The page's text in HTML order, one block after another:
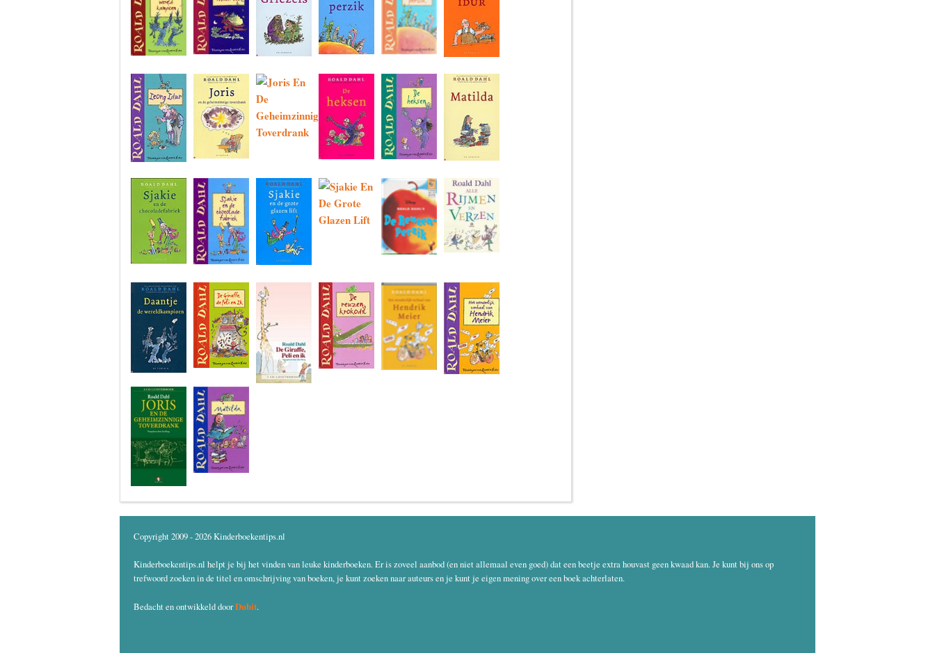
Copyright 2009 - 2026 Kinderboekentips.nl
Kinderboekentips.nl helpt je bij het vinden van leuke kinderboeken. Er is zoveel aanbod (en niet allemaal even goed) dat een beetje extra houvast geen kwaad kan. Je kunt bij ons op
trefwoord zoeken in de titel en omschrijving van boeken, je kunt zoeken naar auteurs en je kunt je eigen mening over een boek achterlaten.
Bedacht en ontwikkeld doorDubit.